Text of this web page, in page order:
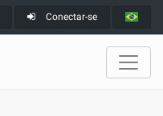
Conectar-se